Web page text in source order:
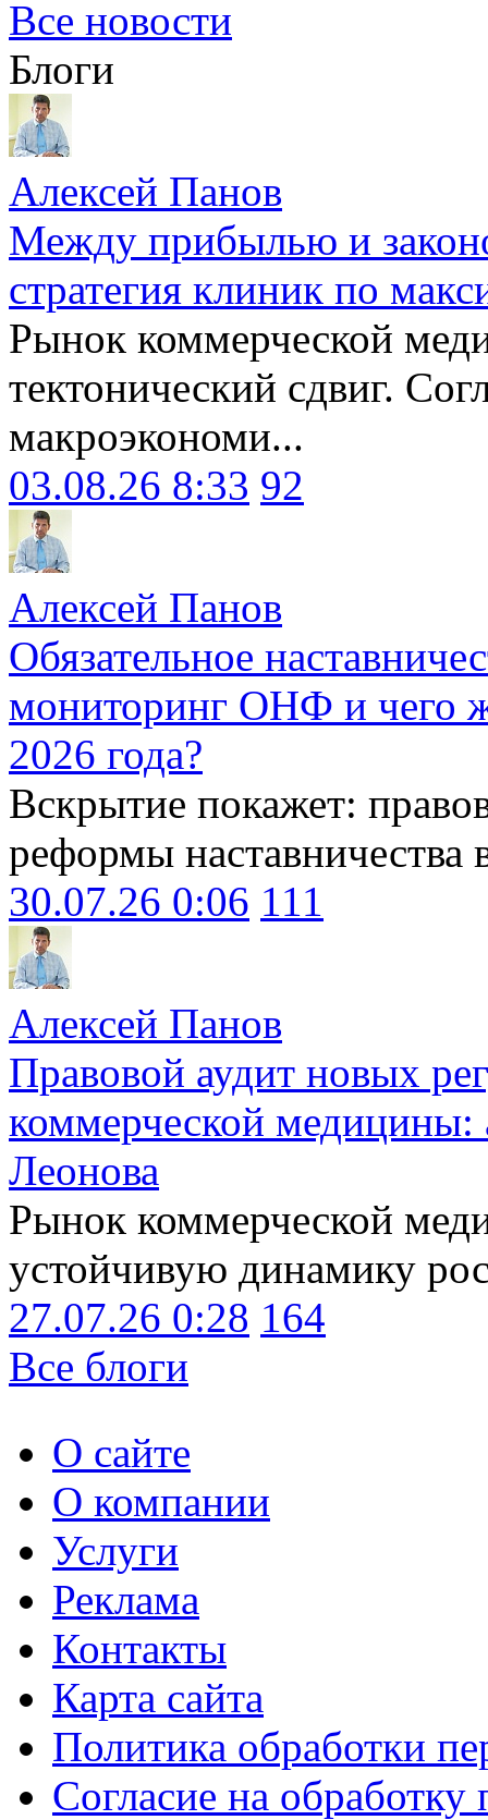
Все новости
Блоги
Алексей Панов
Между прибылью и
стратегия клиник по
Рынок коммерческой
тектонический сдвиг.
макроэкономи...
03.08.26 8:33 92
Алексей Панов
Обязательное
мониторинг ОНФ и чего
2026 года?
Вскрытие покажет:
реформы наставничества
30.07.26 0:06 111
Алексей Панов
Правовой аудит новых
коммерческой медицины:
Леонова
Рынок коммерческой
устойчивую динамику
27.07.26 0:28 164
Все блоги
О сайте
О компании
Услуги
Реклама
Контакты
Карта сайта
Политика обработки
Согласие на